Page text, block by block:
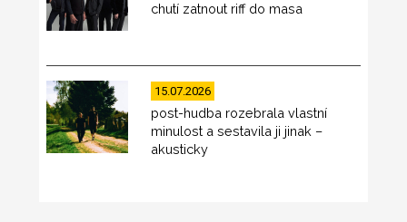
chutí zatnout riff do masa
15.07.2026
post-hudba rozebrala vlastní
minulost a sestavila ji jinak –
akusticky